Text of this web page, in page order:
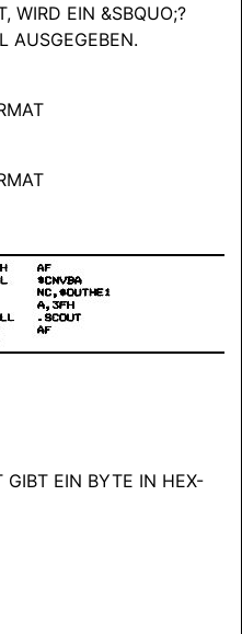
WIRD EIN &SBQUO;?
AUSGEGEBEN.
GIBT EIN BYTE IN HEX-